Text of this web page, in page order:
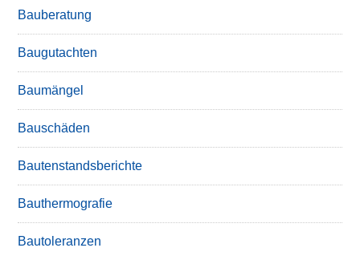
Bauberatung
Baugutachten
Baumängel
Bauschäden
Bautenstandsberichte
Bauthermografie
Bautoleranzen